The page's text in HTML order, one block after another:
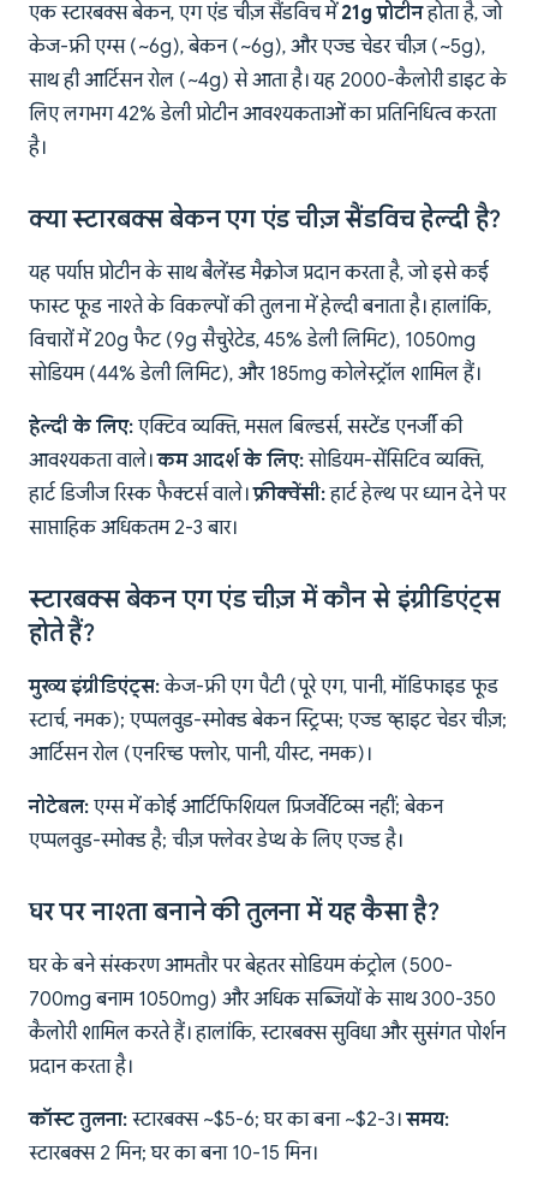
एक स्टारबक्स बेकन, एग एंड चीज़ सैंडविच में 21g प्रोटीनहोता है, जो
केज-फ्री एग्स (~6g), बेकन (~6g), और एज्ड चेडर चीज़ (~5g),
साथ ही आर्टिसन रोल (~4g) से आता है। यह 2000-कैलोरी डाइट के
लिए लगभग 42% डेली प्रोटीन आवश्यकताओं का प्रतिनिधित्व करता
है।
क्या स्टारबक्स बेकन एग एंड चीज़ सैंडविच हेल्दी है?
यह पर्याप्त प्रोटीन के साथ बैलेंस्ड मैक्रोज प्रदान करता है, जो इसे कई
फास्ट फूड नाश्ते के विकल्पों की तुलना में हेल्दी बनाता है। हालांकि,
विचारों में 20g फैट (9g सैचुरेटेड, 45% डेली लिमिट), 1050mg
सोडियम (44% डेली लिमिट), और 185mg कोलेस्ट्रॉल शामिल हैं।
हेल्दी के लिए: एक्टिव व्यक्ति, मसल बिल्डर्स, सस्टेंड एनर्जी की
आवश्यकता वाले।कम आदर्श के लिए:सोडियम-सेंसिटिव व्यक्ति,
हार्ट डिजीज रिस्क फैक्टर्स वाले।फ्रीक्वेंसी:हार्ट हेल्थ पर ध्यान देने पर
साप्ताहिक अधिकतम 2-3 बार।
स्टारबक्स बेकन एग एंड चीज़ में कौन से इंग्रीडिएंट्स
होते हैं?
मुख्य इंग्रीडिएंट्स:केज-फ्री एग पैटी (पूरे एग, पानी, मॉडिफाइड फूड
स्टार्च, नमक); एप्पलवुड-स्मोक्ड बेकन स्ट्रिप्स; एज्ड व्हाइट चेडर चीज़;
आर्टिसन रोल (एनरिच्ड फ्लोर, पानी, यीस्ट, नमक)।
नोटेबल: एग्स में कोई आर्टिफिशियल प्रिजर्वेटिव्स नहीं; बेकन
एप्पलवुड-स्मोक्ड है; चीज़ फ्लेवर डेप्थ के लिए एज्ड है।
घर पर नाश्ता बनाने की तुलना में यह कैसा है?
घर के बने संस्करण आमतौर पर बेहतर सोडियम कंट्रोल (500-
700mg बनाम 1050mg) और अधिक सब्जियों के साथ 300-350
कैलोरी शामिल करते हैं। हालांकि, स्टारबक्स सुविधा और सुसंगत पोर्शन
प्रदान करता है।
कॉस्ट तुलना: स्टारबक्स ~$5-6; घर का बना ~$2-3। समय:
स्टारबक्स 2 मिन; घर का बना 10-15 मिन।